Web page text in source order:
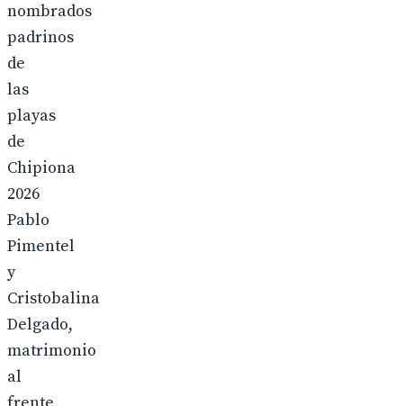
nombrados
padrinos
de
las
playas
de
Chipiona
2026
Pablo
Pimentel
y
Cristobalina
Delgado,
matrimonio
al